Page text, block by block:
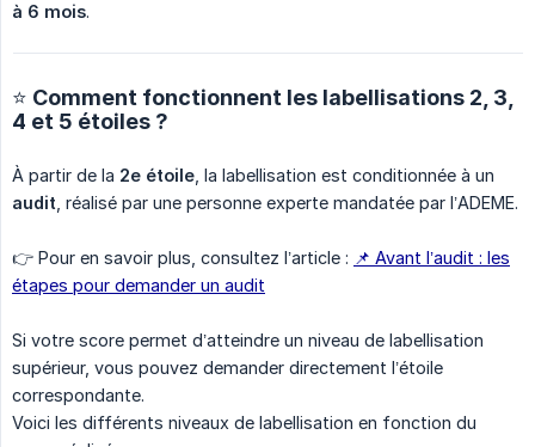
à 6 mois.
⭐️ Comment fonctionnent les labellisations 2, 3,
4 et 5 étoiles ?
À partir de la 2e étoile , la labellisation est conditionnée à un
audit , réalisé par une personne experte mandatée par l’ADEME.
👉 Pour en savoir plus, consultez l’article : 📌 Avant l’audit : les
étapes pour demander un audit
Si votre score permet d’atteindre un niveau de labellisation
supérieur, vous pouvez demander directement l’étoile
correspondante.
Voici les différents niveaux de labellisation en fonction du